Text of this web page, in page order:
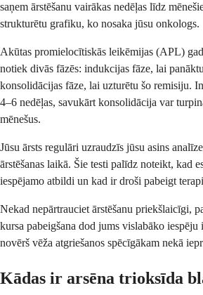
saņem ārstēšanu vairākas nedēļas līdz
strukturētu grafiku, ko nosaka jūsu onkologs.
Akūtas promielocītiskās leikēmijas (APL)
notiek divās fāzēs: indukcijas fāze, lai
konsolidācijas fāze, lai uzturētu šo remisiju.
4–6 nedēļas, savukārt konsolidācija var
mēnešus.
Jūsu ārsts regulāri uzraudzīs jūsu asins
ārstēšanas laikā. Šie testi palīdz noteikt, kad
iespējamo atbildi un kad ir droši pabeigt
Nekad nepārtrauciet ārstēšanu priekšlaicīgi,
kursa pabeigšana dod jums vislabāko iespēju
novērš vēža atgriešanos spēcīgākam nekā
Kādas ir arsēna trioksīda